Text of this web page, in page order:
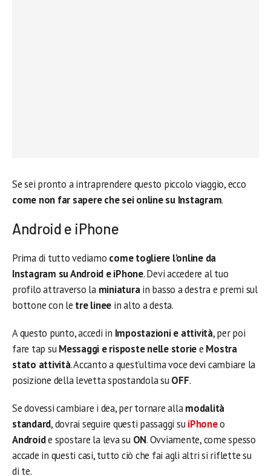
Se sei pronto a intraprendere questo piccolo viaggio, ecco
come non far sapere che sei online su Instagram.
Android e iPhone
Prima di tutto vediamo come togliere l’online da
Instagram su Android e iPhone. Devi accedere al tuo
profilo attraverso la miniaturain basso a destra e premi sul
bottone con le tre linee in alto a desta.
A questo punto, accedi in Impostazionie attività, per poi
fare tap suMessaggi e risposte nelle storiee Mostra
stato attività. Accanto a quest’ultima voce devi cambiare la
posizione della levetta spostandola suOFF.
Se dovessi cambiare i dea, per tornare allamodalità
standard, dovrai seguire questi passaggi suiPhoneo
Androide spostare la leva su ON. Ovviamente, come spesso
accade in questi casi, tutto ciò che fai agli altri si riflette su
di te.